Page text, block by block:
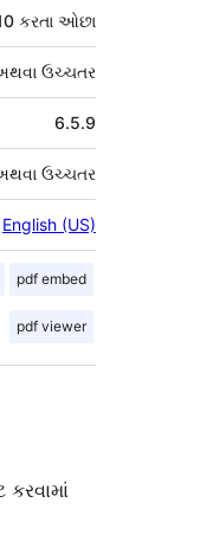
કરતા ઓછા
ઉચ્ચતર
6.5.9
ઉચ્ચતર
English (US)
pdf embed
pdf viewer